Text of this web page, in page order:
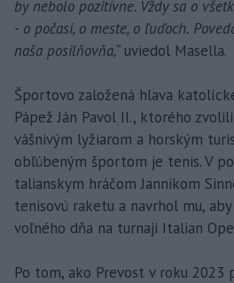
by nebolo pozitívne. Vždy sa o
- o počasí, o meste, o ľuďoch.
naša posilňovňa,“ uviedol Masella.
Športovo založená hlava
Pápež Ján Pavol II., ktorého
vášnivým lyžiarom a horským
obľúbeným športom je tenis. V
talianskym hráčom Jannikom
tenisovú raketu a navrhol mu,
voľného dňa na turnaji Italian
Po tom, ako Prevost v roku 2023